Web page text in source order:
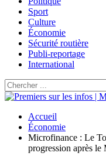
Sport
Culture
Économie
Sécurité routière
Publi-reportage
International
Accueil
Économie
Microfinance : Le
progression après le